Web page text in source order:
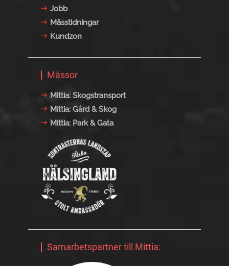
Jobb
Mässtidningar
Kundzon
Mässor
Mittia: Skogstransport
Mittia: Gård & Skog
Mittia: Park & Gata
Samarbetspartner till Mittia: